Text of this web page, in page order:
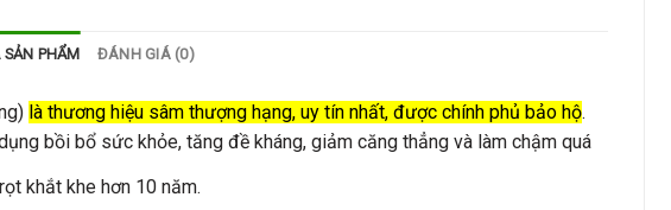
SẢN PHẨM ĐÁNH GIÁ (0)
là thương hiệu sâm thượng hạng, uy tín nhất, được chính phủ bảo hộ.
bồi bổ sức khỏe, tăng đề kháng, giảm căng thẳng và làm chậm quá
khắt khe hơn 10 năm.